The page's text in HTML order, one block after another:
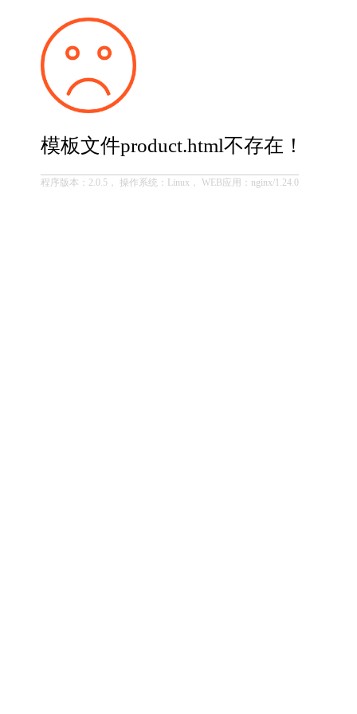
模板文件product.html不存在！
程序版本：2.0.5， 操作系统：Linux， WEB应用：nginx/1.24.0